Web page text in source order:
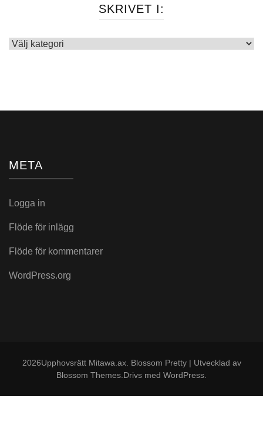
SKRIVET I:
Skrivet
META
Logga in
Flöde för inlägg
Flöde för kommentarer
WordPress.org
2026Upphovsrätt Mitawa.ax. Blossom Pretty | Utvecklad av
Blossom Themes .Drivs med WordPress